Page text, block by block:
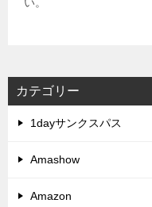
カテゴリー
1dayサンクスパス
Amashow
Amazon